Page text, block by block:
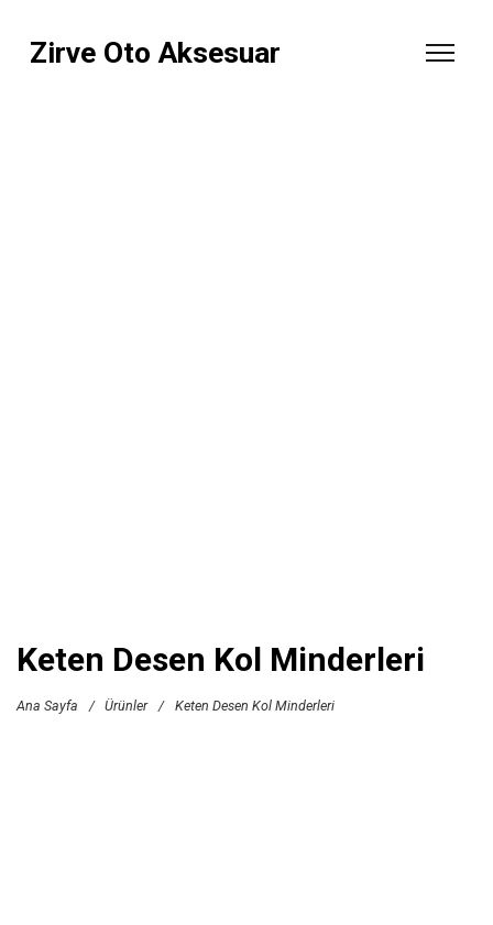
Zirve Oto Aksesuar
Keten Desen Kol Minderleri
Ana Sayfa / Ürünler / Keten Desen Kol Minderleri